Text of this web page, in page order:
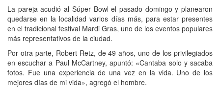
La pareja acudió al Súper Bowl el pasado domingo y planearon
quedarse en la localidad varios días más, para estar presentes
en el tradicional festival Mardi Gras, uno de los eventos populares
más representativos de la ciudad.
Por otra parte, Robert Retz, de 49 años, uno de los privilegiados
en escuchar a Paul McCartney, apuntó: «Cantaba solo y sacaba
fotos. Fue una experiencia de una vez en la vida. Uno de los
mejores días de mi vida», agregó el hombre.